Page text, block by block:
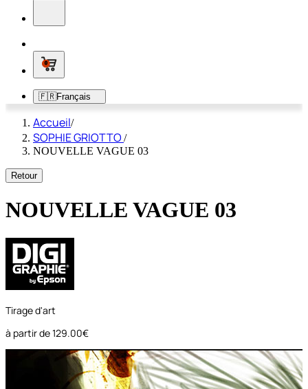
0
🇫🇷Français
Accueil/
SOPHIE GRIOTTO /
NOUVELLE VAGUE 03
Retour
NOUVELLE VAGUE 03
Tirage d'art
à partir de129.00€